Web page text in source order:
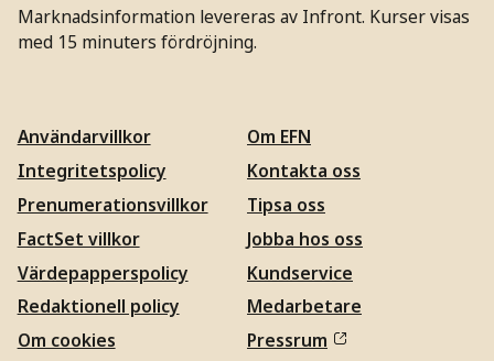
Marknadsinformation levereras av Infront. Kurser visas
med 15 minuters fördröjning.
Användarvillkor
Integritetspolicy
Prenumerationsvillkor
FactSet villkor
Värdepapperspolicy
Redaktionell policy
Om cookies
Om EFN
Kontakta oss
Tipsa oss
Jobba hos oss
Kundservice
Medarbetare
Pressrum